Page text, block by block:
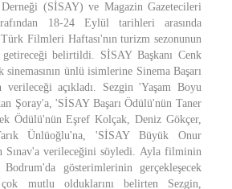
Derneği (SİSAY) ve Magazin Gazetecileri
18-24 Eylül tarihleri arasında
Filmleri Haftası'nın turizm sezonunun
belirtildi. SİSAY Başkanı Cenk
ünlü isimlerine Sinema Başarı
açıkladı. Sezgin 'Yaşam Boyu
Şoray'a, 'SİSAY Başarı Ödülü'nün Taner
Ödülü'nün Eşref Kolçak, Deniz Gökçer,
Ünlüoğlu'na, 'SİSAY Büyük Onur
Sınav'a verileceğini söyledi. Ayla filminin
gösterimlerinin gerçekleşecek
çok mutlu olduklarını belirten Sezgin,